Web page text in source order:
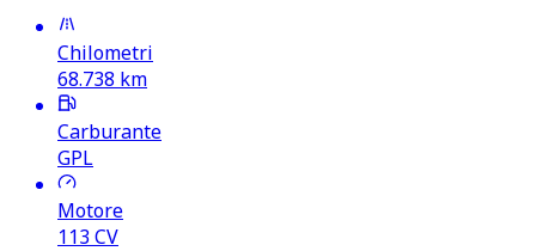
Chilometri
68.738 km
Carburante
GPL
Motore
113CV